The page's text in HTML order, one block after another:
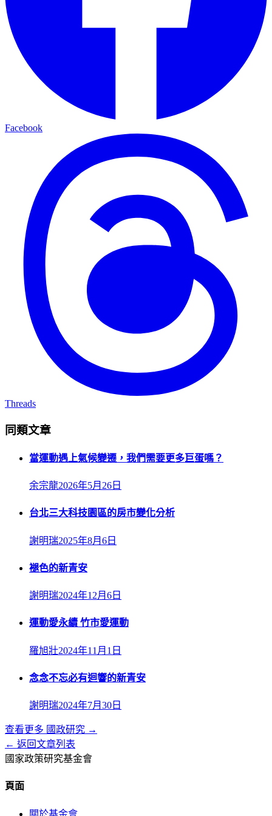
Facebook
Threads
同類文章
當運動遇上氣候變遷，我們需要更多巨蛋嗎？
余宗龍2026年5月26日
台北三大科技園區的房市變化分析
謝明瑞2025年8月6日
褪色的新青安
謝明瑞2024年12月6日
運動愛永續 竹市愛運動
羅旭壯2024年11月1日
念念不忘必有迴響的新青安
謝明瑞2024年7月30日
查看更多 國政研究 →
← 返回文章列表
國家政策研究基金會
頁面
關於基金會